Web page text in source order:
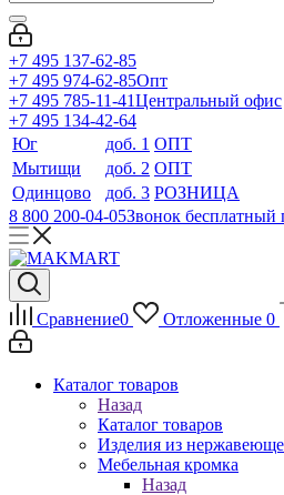
+7 495 137-62-85
+7 495 974-62-85Опт
+7 495 785-11-41Центральный офис
+7 495 134-42-64
Юг
доб. 1 ОПТ
Мытищи
доб. 2 ОПТ
Одинцово
доб. 3 РОЗНИЦА
8 800 200-04-05Звонок бесплатный
Сравнение0 Отложенные 0
Каталог товаров
Назад
Каталог товаров
Изделия из
Мебельная кромка
Назад